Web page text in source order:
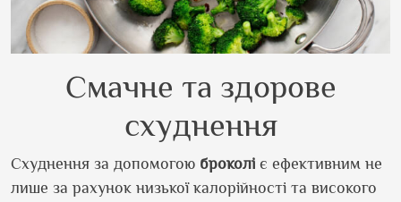
Смачне та здорове
схуднення
Схуднення за допомогою броколі є ефективним не
лише за рахунок низької калорійності та високого